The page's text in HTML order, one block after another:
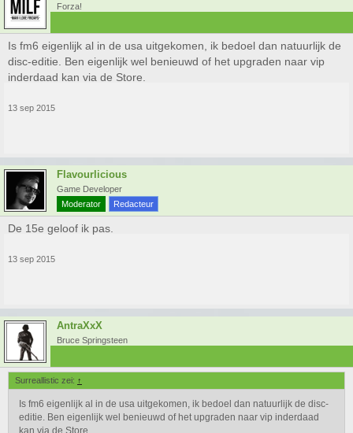
Forza!
Is fm6 eigenlijk al in de usa uitgekomen, ik bedoel dan natuurlijk de
disc-editie. Ben eigenlijk wel benieuwd of het upgraden naar vip
inderdaad kan via de Store.
13 sep 2015
Flavourlicious
Game Developer
Moderator
Redacteur
De 15e geloof ik pas.
13 sep 2015
AntraXxX
Bruce Springsteen
Surreallistic zei: ↑
Is fm6 eigenlijk al in de usa uitgekomen, ik bedoel dan natuurlijk de disc-
editie. Ben eigenlijk wel benieuwd of het upgraden naar vip inderdaad
kan via de Store.